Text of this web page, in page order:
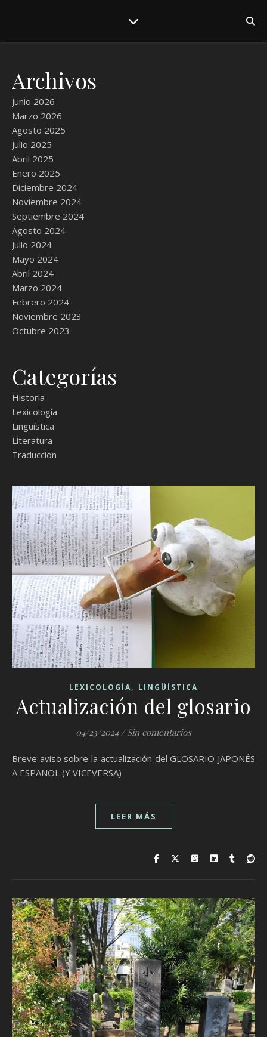
Archivos
Junio 2026
Marzo 2026
Agosto 2025
Julio 2025
Abril 2025
Enero 2025
Diciembre 2024
Noviembre 2024
Septiembre 2024
Agosto 2024
Julio 2024
Mayo 2024
Abril 2024
Marzo 2024
Febrero 2024
Noviembre 2023
Octubre 2023
Categorías
Historia
Lexicología
Lingüística
Literatura
Traducción
LEXICOLOGÍA, LINGÜÍSTICA
Actualización del glosario
04/23/2024 / Sin comentarios
Breve aviso sobre la actualización del GLOSARIO JAPONÉS
A ESPAÑOL (Y VICEVERSA)
LEER MÁS